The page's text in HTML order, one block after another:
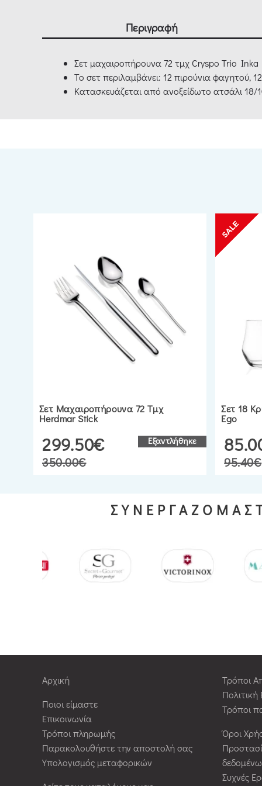
Περιγραφή
Σετ μαχαιροπήρουνα 72 τμχ Cryspo Trio Inka
Το σετ περιλαμβάνει: 12 πιρούνια φαγητού,
Κατασκευάζεται από ανοξείδωτο ατσάλι 18/
Σετ Μαχαιροπήρουνα 72 Τμχ
Herdmar Stick
299.50€
350.00€
Εξαντλήθηκε
Σετ 18
Ego
95.40€
Αρχική
Ποιοι είμαστε
Επικοινωνία
Τρόποι πληρωμής
Παρακολουθήστε την αποστολή σας
Υπολογισμός μεταφορικών
Τρόποι
Τρόποι
Όροι
Συχνές